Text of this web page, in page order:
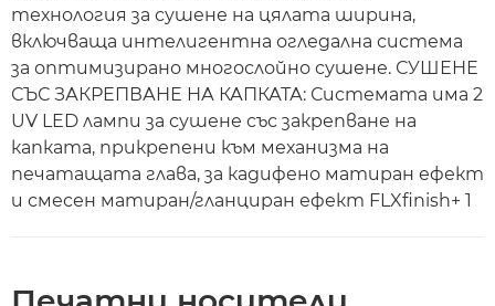
технология за сушене на цялата ширина,
включваща интелигентна огледална система
за оптимизирано многослойно сушене. СУШЕНЕ
СЪС ЗАКРЕПВАНЕ НА КАПКАТА: Системата има 2
UV LED лампи за сушене със закрепване на
капката, прикрепени към механизма на
печатащата глава, за кадифено матиран ефект
и смесен матиран/гланциран ефект FLXfinish+ 1